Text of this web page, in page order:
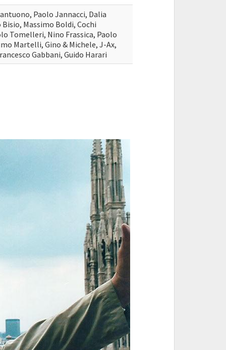
Paolo Jannacci, Dalia
Bisio, Massimo Boldi, Cochi
Tomelleri, Nino Frassica, Paolo
Martelli, Gino & Michele, J-Ax,
Gabbani, Guido Harari